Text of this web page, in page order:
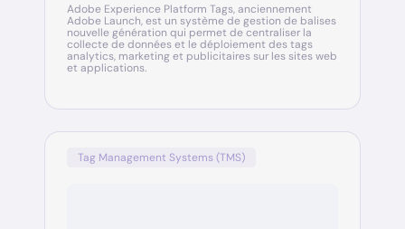
Adobe Experience Platform Tags, anciennement
Adobe Launch, est un système de gestion de balises
nouvelle génération qui permet de centraliser la
collecte de données et le déploiement des tags
analytics, marketing et publicitaires sur les sites web
et applications.
Tag Management Systems (TMS)